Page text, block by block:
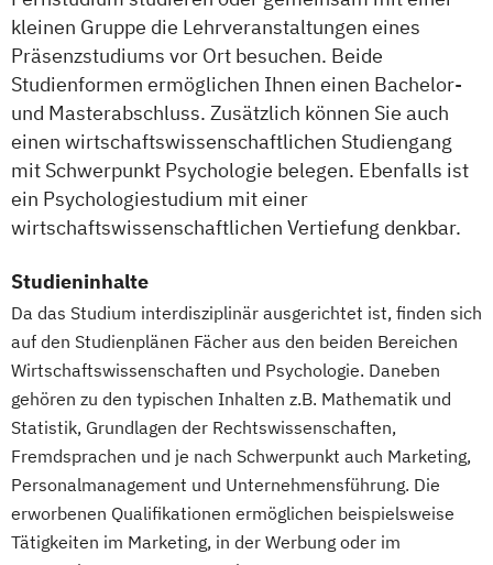
kleinen Gruppe die Lehrveranstaltungen eines
Präsenzstudiums vor Ort besuchen. Beide
Studienformen ermöglichen Ihnen einen Bachelor-
und Masterabschluss. Zusätzlich können Sie auch
einen wirtschaftswissenschaftlichen Studiengang
mit Schwerpunkt Psychologie belegen. Ebenfalls ist
ein Psychologiestudium mit einer
wirtschaftswissenschaftlichen Vertiefung denkbar.
Studieninhalte
Da das Studium interdisziplinär ausgerichtet ist, finden sich
auf den Studienplänen Fächer aus den beiden Bereichen
Wirtschaftswissenschaften und Psychologie. Daneben
gehören zu den typischen Inhalten z.B. Mathematik und
Statistik, Grundlagen der Rechtswissenschaften,
Fremdsprachen und je nach Schwerpunkt auch Marketing,
Personalmanagement und Unternehmensführung. Die
erworbenen Qualifikationen ermöglichen beispielsweise
Tätigkeiten im Marketing, in der Werbung oder im